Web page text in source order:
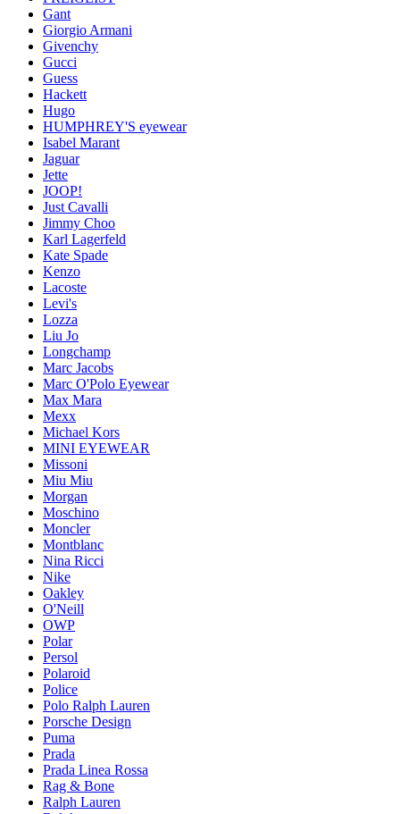
Gant
Giorgio Armani
Givenchy
Gucci
Guess
Hackett
Hugo
HUMPHREY'S eyewear
Isabel Marant
Jaguar
Jette
JOOP!
Just Cavalli
Jimmy Choo
Karl Lagerfeld
Kate Spade
Kenzo
Lacoste
Levi's
Lozza
Liu Jo
Longchamp
Marc Jacobs
Marc O'Polo Eyewear
Max Mara
Mexx
Michael Kors
MINI EYEWEAR
Missoni
Miu Miu
Morgan
Moschino
Moncler
Montblanc
Nina Ricci
Nike
Oakley
O'Neill
OWP
Polar
Persol
Polaroid
Police
Polo Ralph Lauren
Porsche Design
Puma
Prada
Prada Linea Rossa
Rag & Bone
Ralph Lauren